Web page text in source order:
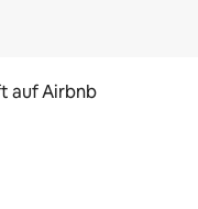
auf Airbnb